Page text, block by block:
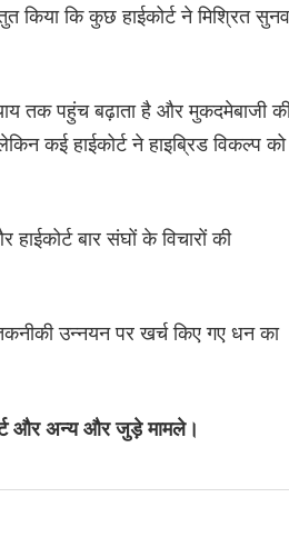
किया कि कुछ हाईकोर्ट ने मिश्रित
तक पहुंच बढ़ाता है और मुकदमेबाजी
कई हाईकोर्ट ने हाइब्रिड विकल्प को
बार संघों के विचारों की
उन्नयन पर खर्च किए गए धन का
और अन्य और जुड़े मामले।